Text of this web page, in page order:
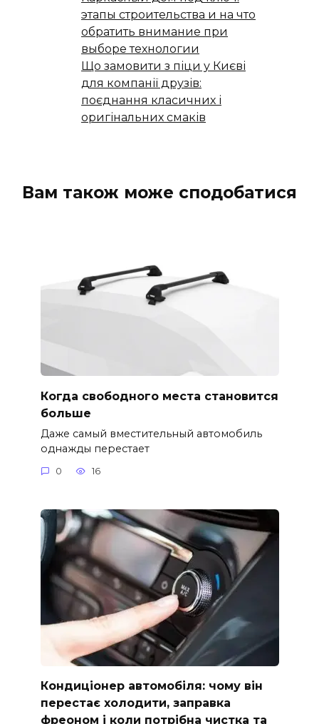
этапы строительства и на что
обратить внимание при
выборе технологии
Що замовити з піци у Києві
для компанії друзів:
поєднання класичних і
оригінальних смаків
Вам також може сподобатися
Когда свободного места становится
больше
Даже самый вместительный автомобиль
однажды перестает
0 16
Кондиціонер автомобіля: чому він
перестає холодити, заправка
фреоном і коли потрібна чистка та